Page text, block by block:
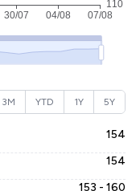
3M YTD 1Y 5Y
154
154
153 - 160